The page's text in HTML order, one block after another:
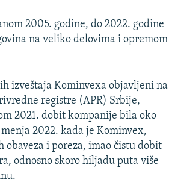
2005. godine, do 2022. godine
na veliko delovima i opremom
izveštaja Kominvexa objavljeni na
registre (APR) Srbije,
2021. dobit kompanije bila oko
menja 2022. kada je Kominvex,
obaveza i poreza, imao čistu dobit
odnosno skoro hiljadu puta više